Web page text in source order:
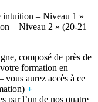
intuition – Niveau 1 »
– Niveau 2 » (20-21
composé de près de
formation en
aurez accès à ce
+
par l’un de nos quatre